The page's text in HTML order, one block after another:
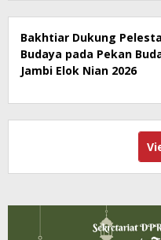
Bakhtiar Dukung
Budaya pada Pekan
Jambi Elok Nian 2026